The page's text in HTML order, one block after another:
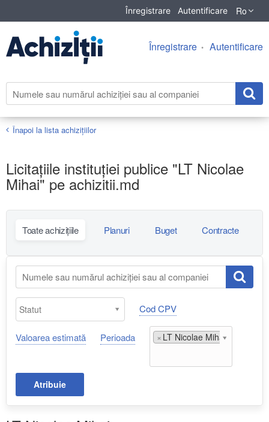
Înregistrare Autentificare Ro
Înregistrare Autentificare
Înapoi la lista achiziţiilor
Licitațiile instituției publice "LT Nicolae
Mihai" pe achizitii.md
Toate achizițiile Planuri Buget Contracte
Cod CPV
Valoarea estimată Perioada × LT Nicolae Mihai;
Atribuie